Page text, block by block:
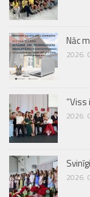
Nāc
2026.
2026.
2026.